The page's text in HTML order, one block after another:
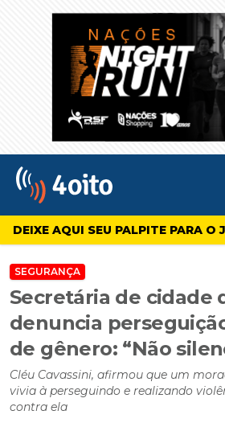
4oito
DEIXE AQUI SEU PALPITE PARA O
SEGURANÇA
Secretária de cidade
denuncia
de gênero: “Não
Cléu Cavassini, afirmou que um
vivia à perseguindo e realizando
contra ela